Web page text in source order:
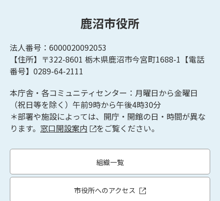
鹿沼市役所
法人番号：6000020092053
【住所】〒322-8601 栃木県鹿沼市今宮町1688-1【電話
番号】0289-64-2111
本庁舎・各コミュニティセンター：月曜日から金曜日
（祝日等を除く）午前9時から午後4時30分
＊部署や施設によっては、開庁・開館の日・時間が異な
ります。 窓口開設案内 をご覧ください。
組織一覧
市役所へのアクセス